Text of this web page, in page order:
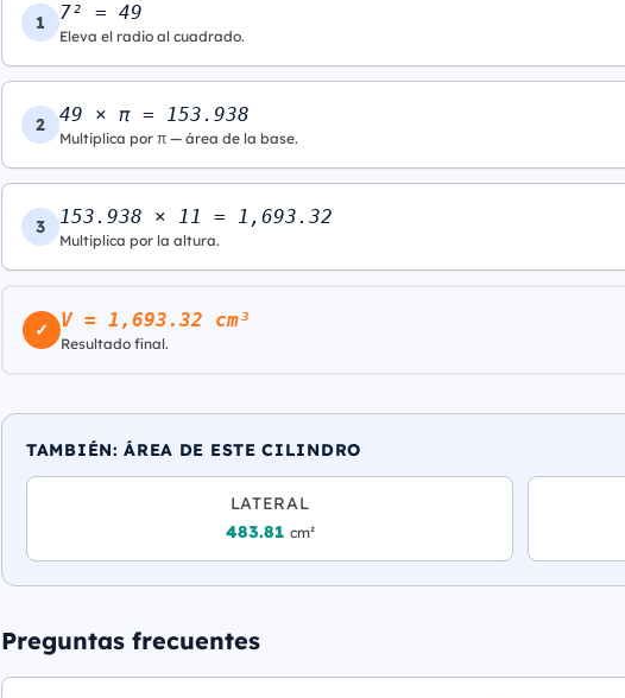
1 7² = 49
Eleva el radio al cuadrado.
2 49 × π = 153.938
Multiplica por π — área de la base.
3 153.938 × 11 = 1,693.32
Multiplica por la altura.
✓ V = 1,693.32 cm³
Resultado final.
TAMBIÉN: ÁREA DE ESTE CILINDRO
LATERAL
483.81 cm²
Preguntas frecuentes